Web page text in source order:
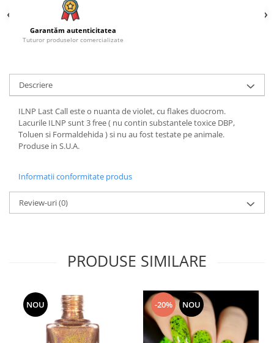
Garantăm autenticitatea
Tuturor produselor comercializate
Descriere
ILNP Last Call este o nuanta de violet, cu flakes duocrom.
Lacurile ILNP sunt 3 free ( nu contin substantele toxice DBP,
Toluen si Formaldehida ) si nu au fost testate pe animale.
Produse in S.U.A.
Informatii conformitate produs
Review-uri(0)
PRODUSE SIMILARE
NOU -20% NOU